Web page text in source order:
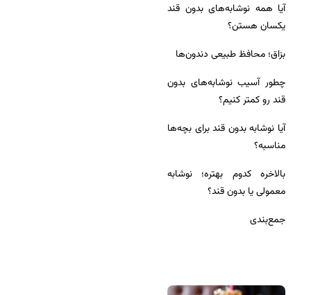
آیا همه نوشابه‌های بدون قند
یکسان هستن؟
بزاق؛ محافظ طبیعی دندون‌ها
چطور آسیب نوشابه‌های بدون
قند رو کمتر کنیم؟
آیا نوشابه بدون قند برای بچه‌ها
مناسبه؟
بالاخره کدوم بهتره؛ نوشابه
معمولی یا بدون قند؟
جمع‌بندی